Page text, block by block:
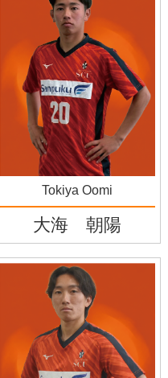
Tokiya Oomi
大海 朝陽